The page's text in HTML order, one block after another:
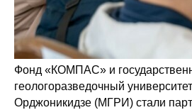
Фонд «КОМПАС» и
геологоразведочный
Орджоникидзе (МГРИ) стали